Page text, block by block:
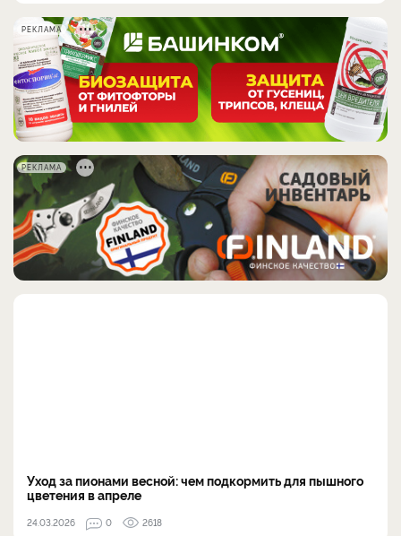
РЕКЛАМА
РЕКЛАМА
Уход за пионами весной: чем подкормить для пышного
цветения в апреле
24.03.2026 0 2618